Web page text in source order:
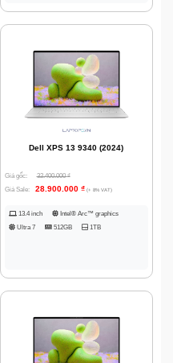
Dell XPS 13 9340 (2024)
Giá gốc: 32.400.000₫
Giá Sale:
28.900.000 ₫ (+ 8% VAT)
13.4 inch
Intel® Arc™ graphics
Ultra 7
512GB 1TB